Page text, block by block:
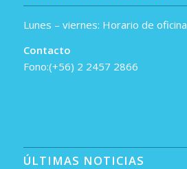
Lunes – viernes: Horario de oficina
Contacto
Fono:(+56) 2 2457 2866
ÚLTIMAS NOTICIAS